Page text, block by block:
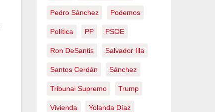
Pedro Sánchez Podemos
Política PP PSOE
Ron DeSantis Salvador Illa
Santos Cerdán Sánchez
Tribunal Supremo Trump
Vivienda Yolanda Díaz